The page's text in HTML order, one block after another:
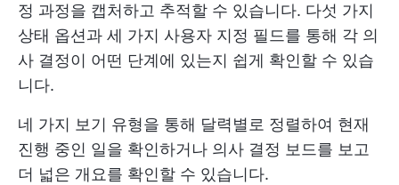
정 과정을 캡처하고 추적할 수 있습니다. 다섯 가지
상태 옵션과 세 가지 사용자 지정 필드를 통해 각 의
사 결정이 어떤 단계에 있는지 쉽게 확인할 수 있습
니다.
네 가지 보기 유형을 통해 달력별로 정렬하여 현재
진행 중인 일을 확인하거나 의사 결정 보드를 보고
더 넓은 개요를 확인할 수 있습니다.